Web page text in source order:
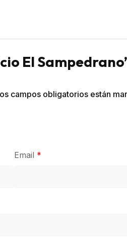
El
campos obligatorios están
Email *